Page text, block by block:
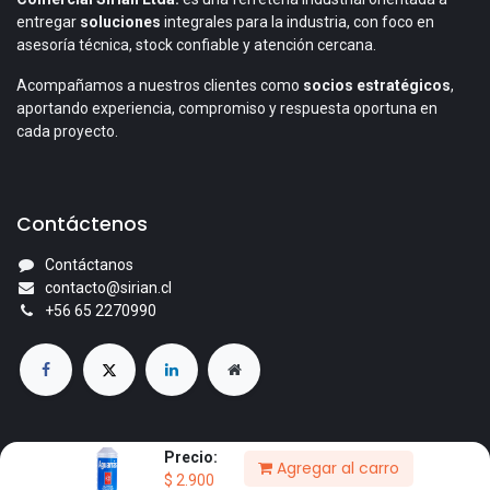
Precio:
$ 2.900
Agregar al carro
entregar soluciones integrales para la industria, con foco en
asesoría técnica, stock confiable y atención cercana.
Acompañamos a nuestros clientes como socios estratégicos,
aportando experiencia, compromiso y respuesta oportuna en
cada proyecto.
Contáctenos
Contáctanos
contacto@sirian.cl
+56 65 2270990
© 2026 Comercial Sirian Ltda. Todos los derechos reservados.